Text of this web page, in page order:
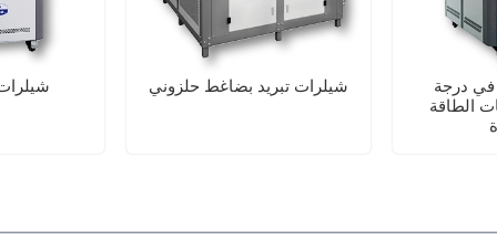
شيلرات شيلرات تبريد بضاغط حلزوني
في درجة
الطاقة